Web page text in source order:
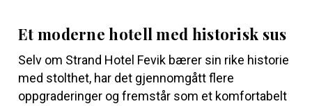
Et moderne hotell med historisk sus
Selv om Strand Hotel Fevik bærer sin rike historie
med stolthet, har det gjennomgått flere
oppgraderinger og fremstår som et komfortabelt